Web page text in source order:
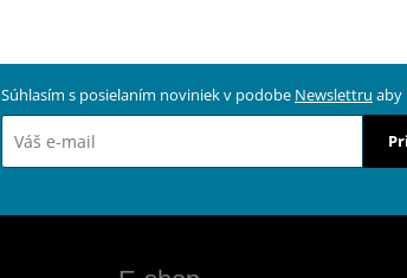
Súhlasím s posielaním noviniek v podobe Newslettru aby